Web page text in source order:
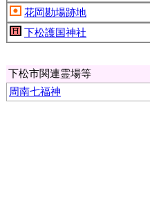
花岡勘場跡地
下松護国神社
下松市関連霊場等
周南七福神